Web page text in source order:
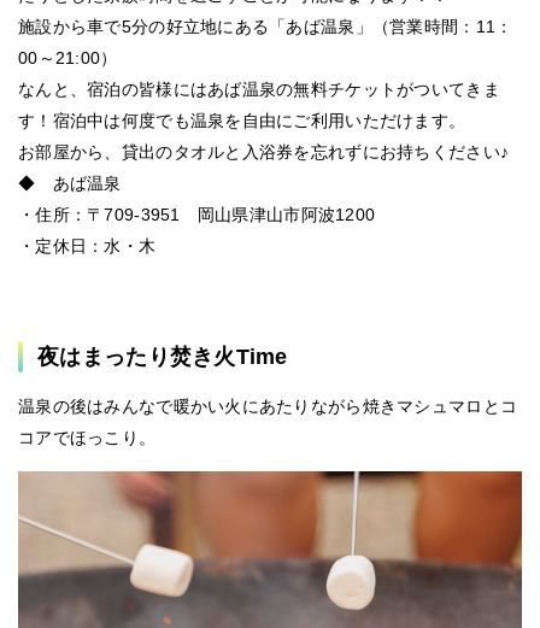
施設から車で5分の好立地にある「あば温泉」（営業時間：11：
00～21:00）
なんと、宿泊の皆様にはあば温泉の無料チケットがついてきま
す！宿泊中は何度でも温泉を自由にご利用いただけます。
お部屋から、貸出のタオルと入浴券を忘れずにお持ちください♪
◆ あば温泉
・住所： 〒709-3951 岡山県津山市阿波1200
・定休日：水・木
夜はまったり焚き火Time
温泉の後はみんなで暖かい火にあたりながら焼きマシュマロとコ
コアでほっこり。